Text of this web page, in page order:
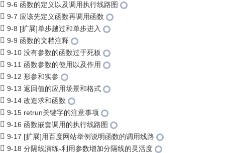
9-6 函数的定义以及调用执行线路图
9-7 应该先定义函数再调用函数
9-8 [扩展]单步越过和单步进入
9-9 函数的文档注释
9-10 没有参数的函数过于死板
9-11 函数参数的使用以及作用
9-12 形参和实参
9-13 返回值的应用场景和格式
9-14 改造求和函数
9-15 retrun关键字的注意事项
9-16 函数嵌套调用的执行线路图
9-17 [扩展]用百度网站举例说明函数的调用线路
9-18 分隔线演练-利用参数增加分隔线的灵活度